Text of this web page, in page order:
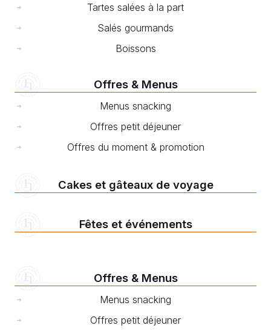
Tartes salées à la part
Salés gourmands
Boissons
Offres & Menus
Menus snacking
Offres petit déjeuner
Offres du moment & promotion
Cakes et gâteaux de voyage
Fêtes et événements
Offres & Menus
Menus snacking
Offres petit déjeuner